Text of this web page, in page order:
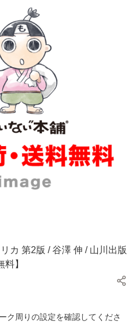
カ 第2版 / 谷澤 伸 / 山川出版
】
ク周りの設定を確認してくださ